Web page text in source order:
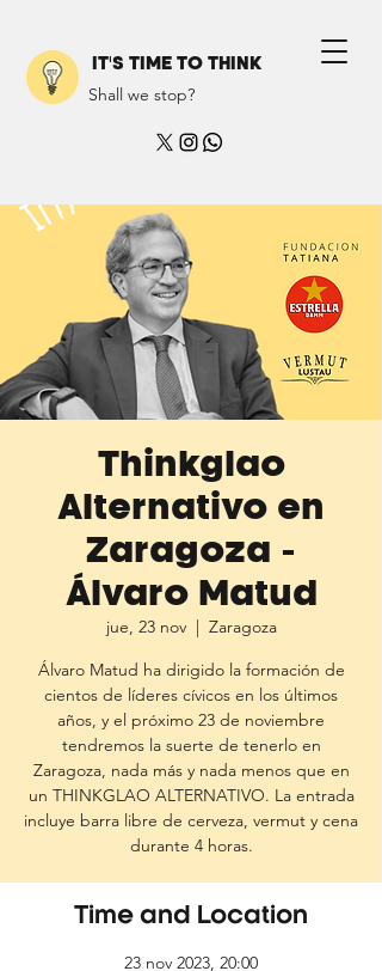
IT'S TIME TO THINK
Shall we stop?
Thinkglao
Alternativo en
Zaragoza -
Álvaro Matud
jue, 23 nov
  |
Zaragoza
Álvaro Matud ha dirigido la formación de
cientos de líderes cívicos en los últimos
años, y el próximo 23 de noviembre
tendremos la suerte de tenerlo en
Zaragoza, nada más y nada menos que en
un THINKGLAO ALTERNATIVO. La entrada
incluye barra libre de cerveza, vermut y cena
durante 4 horas.
Time and Location
23 nov 2023, 20:00